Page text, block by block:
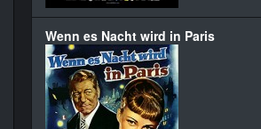
Wenn es Nacht wird in Paris